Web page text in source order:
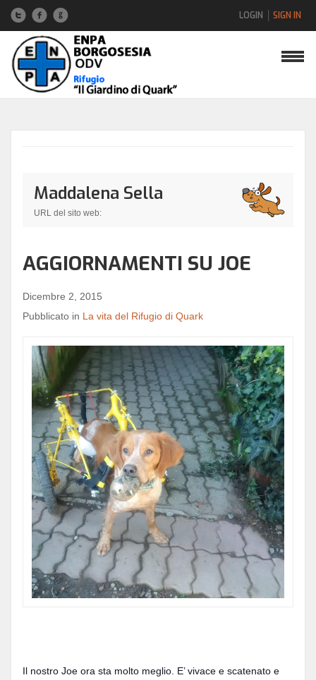
LOGIN SIGN IN
Maddalena Sella
URL del sito web:
AGGIORNAMENTI SU JOE
Dicembre 2, 2015
Pubblicato in La vita del Rifugio di Quark
Il nostro Joe ora sta molto meglio. E’ vivace e scatenato e
Nome utente
Hai dimenticato la password?